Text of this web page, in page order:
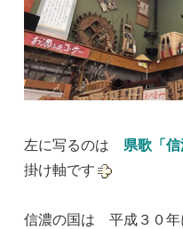
左に写るのは 県歌「
掛け軸です
信濃の国は 平成３０年